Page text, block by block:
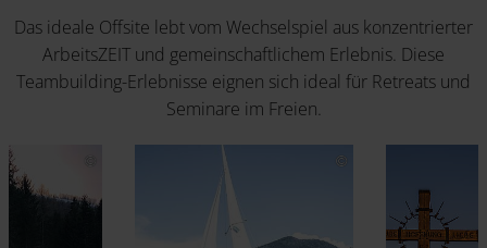
Das ideale Offsite lebt vom Wechselspiel aus konzentrierter
ArbeitsZEIT und gemeinschaftlichem Erlebnis. Diese
Teambuilding-Erlebnisse eignen sich ideal für Retreats und
Seminare im Freien.